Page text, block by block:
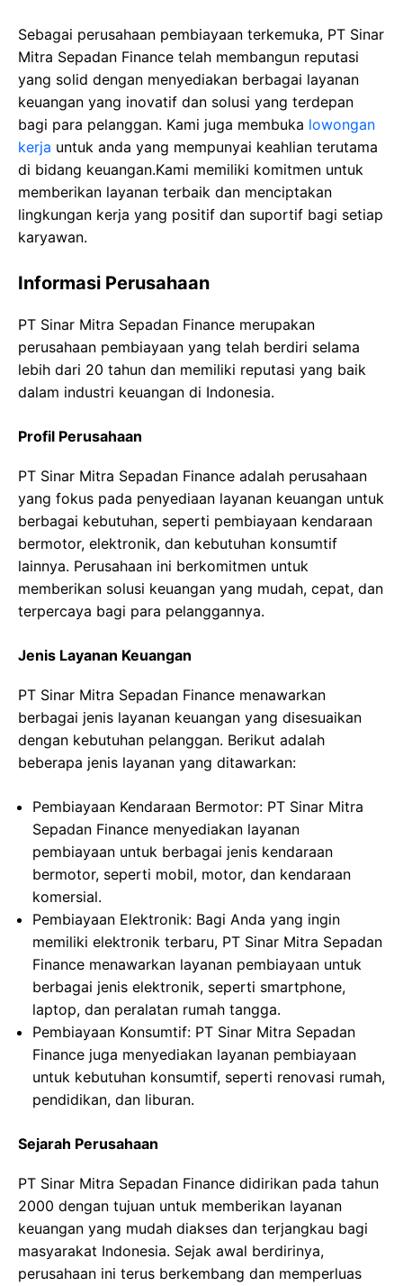
Sebagai perusahaan pembiayaan terkemuka, PT Sinar
Mitra Sepadan Finance telah membangun reputasi
yang solid dengan menyediakan berbagai layanan
keuangan yang inovatif dan solusi yang terdepan
bagi para pelanggan. Kami juga membuka lowongan
kerja untuk anda yang mempunyai keahlian terutama
di bidang keuangan.Kami memiliki komitmen untuk
memberikan layanan terbaik dan menciptakan
lingkungan kerja yang positif dan suportif bagi setiap
karyawan.
Informasi Perusahaan
PT Sinar Mitra Sepadan Finance merupakan
perusahaan pembiayaan yang telah berdiri selama
lebih dari 20 tahun dan memiliki reputasi yang baik
dalam industri keuangan di Indonesia.
Profil Perusahaan
PT Sinar Mitra Sepadan Finance adalah perusahaan
yang fokus pada penyediaan layanan keuangan untuk
berbagai kebutuhan, seperti pembiayaan kendaraan
bermotor, elektronik, dan kebutuhan konsumtif
lainnya. Perusahaan ini berkomitmen untuk
memberikan solusi keuangan yang mudah, cepat, dan
terpercaya bagi para pelanggannya.
Jenis Layanan Keuangan
PT Sinar Mitra Sepadan Finance menawarkan
berbagai jenis layanan keuangan yang disesuaikan
dengan kebutuhan pelanggan. Berikut adalah
beberapa jenis layanan yang ditawarkan:
Pembiayaan Kendaraan Bermotor: PT Sinar Mitra
Sepadan Finance menyediakan layanan
pembiayaan untuk berbagai jenis kendaraan
bermotor, seperti mobil, motor, dan kendaraan
komersial.
Pembiayaan Elektronik: Bagi Anda yang ingin
memiliki elektronik terbaru, PT Sinar Mitra Sepadan
Finance menawarkan layanan pembiayaan untuk
berbagai jenis elektronik, seperti smartphone,
laptop, dan peralatan rumah tangga.
Pembiayaan Konsumtif: PT Sinar Mitra Sepadan
Finance juga menyediakan layanan pembiayaan
untuk kebutuhan konsumtif, seperti renovasi rumah,
pendidikan, dan liburan.
Sejarah Perusahaan
PT Sinar Mitra Sepadan Finance didirikan pada tahun
2000 dengan tujuan untuk memberikan layanan
keuangan yang mudah diakses dan terjangkau bagi
masyarakat Indonesia. Sejak awal berdirinya,
perusahaan ini terus berkembang dan memperluas